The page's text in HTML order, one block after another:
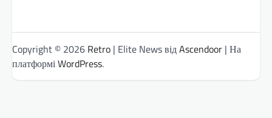
Copyright © 2026 Retro | Elite News відAscendoor | На
платформіWordPress.